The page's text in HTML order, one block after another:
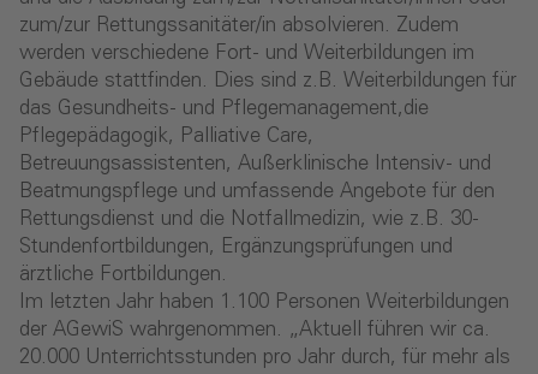
zum/zur Rettungssanitäter/in absolvieren. Zudem
werden verschiedene Fort- und Weiterbildungen im
Gebäude stattfinden. Dies sind z.B. Weiterbildungen für
das Gesundheits- und Pflegemanagement,die
Pflegepädagogik, Palliative Care,
Betreuungsassistenten, Außerklinische Intensiv- und
Beatmungspflege und umfassende Angebote für den
Rettungsdienst und die Notfallmedizin, wie z.B. 30-
Stundenfortbildungen, Ergänzungsprüfungen und
ärztliche Fortbildungen.
Im letzten Jahr haben 1.100 Personen Weiterbildungen
der AGewiS wahrgenommen. „Aktuell führen wir ca.
20.000 Unterrichtsstunden pro Jahr durch, für mehr als